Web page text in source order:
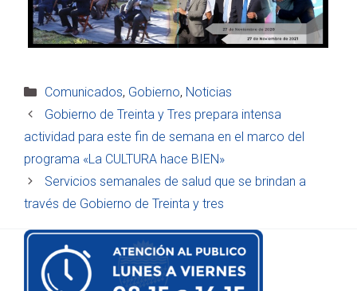
Categorías
Comunicados, Gobierno, Noticias
Gobierno de Treinta y Tres prepara intensa
actividad para este fin de semana en el marco del
programa «La CULTURA hace BIEN»
Servicios semanales de salud que se brindan a
través de Gobierno de Treinta y tres